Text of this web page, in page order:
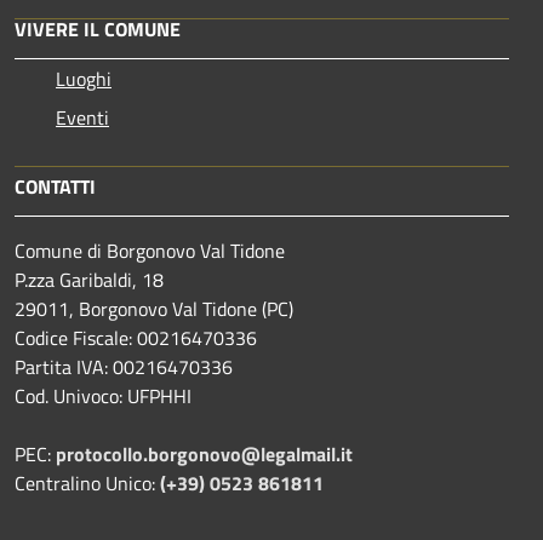
VIVERE IL COMUNE
Luoghi
Eventi
CONTATTI
Comune di Borgonovo Val Tidone
P.zza Garibaldi, 18
29011, Borgonovo Val Tidone (PC)
Codice Fiscale: 00216470336
Partita IVA: 00216470336
Cod. Univoco: UFPHHI
PEC: protocollo.borgonovo@legalmail.it
Centralino Unico:(+39) 0523 861811